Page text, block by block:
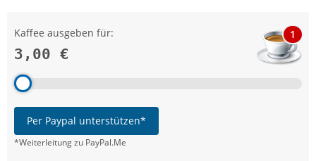
Kaffee ausgeben für:
3,00 €
1
Per Paypal unterstützen*
*Weiterleitung zu PayPal.Me